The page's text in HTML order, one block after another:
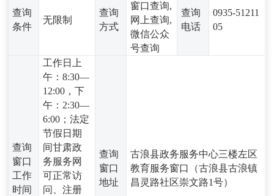
查询
条件
无限制
查询
方式
窗口查询,
网上查询,
微信公众
号查询
查询
电话
0935-51211
05
查询
窗口
工作
时间
工作日上
午：8:30—
12:00，下
午：2:30—
6:00；法定
节假日期
间甘肃政
务服务网
可正常访
问、注册
查询
窗口
地址
古浪县政务服务中心三楼左区
教育服务窗口（古浪县古浪镇
昌灵路社区崇文路1号）